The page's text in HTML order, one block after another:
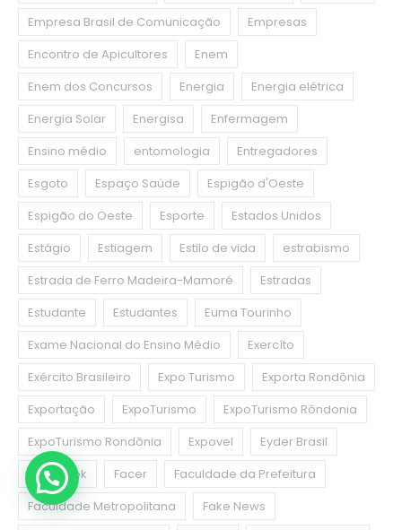
Empresa Brasil de Comunicação
Empresas
Encontro de Apicultores
Enem
Enem dos Concursos
Energia
Energia elétrica
Energia Solar
Energisa
Enfermagem
Ensino médio
entomologia
Entregadores
Esgoto
Espaço Saúde
Espigão d'Oeste
Espigão do Oeste
Esporte
Estados Unidos
Estágio
Estiagem Estilo de vida
estrabismo
Estrada de Ferro Madeira-Mamoré
Estradas
Estudante
Estudantes
Euma Tourinho
Exame Nacional do Ensino Médio
Exercíto
Exército Brasileiro
Expo Turismo
Exporta Rondônia
Exportação
ExpoTurismo
ExpoTurismo Rôndonia
ExpoTurismo Rondônia
Expovel
Eyder Brasil
Facebook
Facer
Faculdade da Prefeitura
Faculdade Metropolitana
Fake News